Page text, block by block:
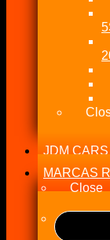
JDM
MARCAS
Close